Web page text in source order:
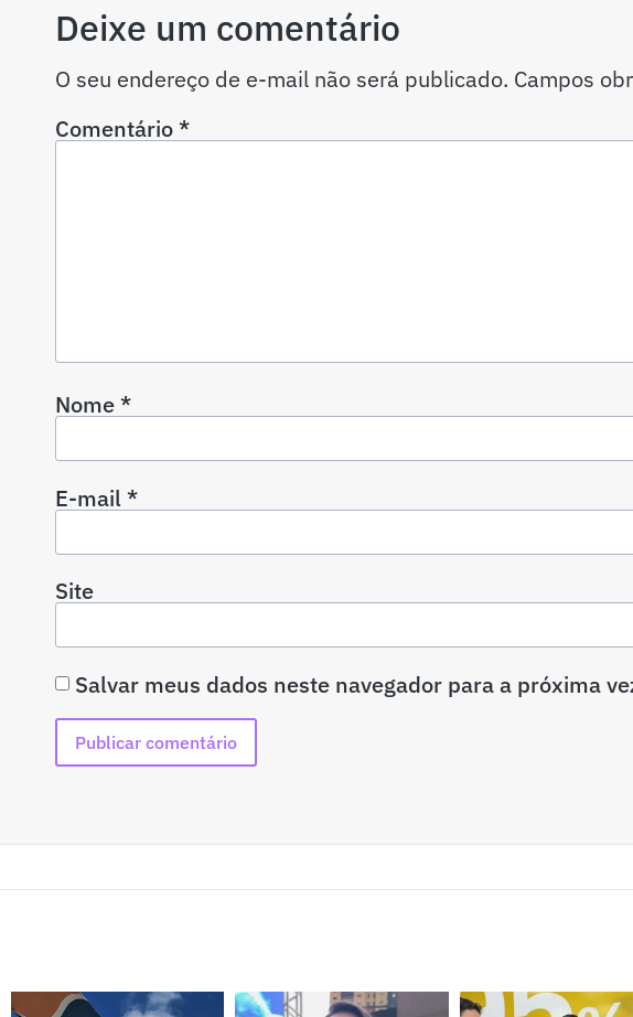
Deixe um comentário
O seu endereço de e-mail não será publicado. Campos
Comentário*
Nome*
E-mail*
Site
Salvar meus dados neste navegador para a próxima